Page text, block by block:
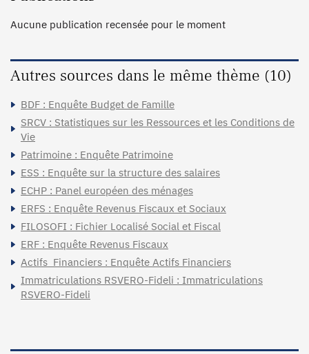
Aucune publication recensée pour le moment
Autres sources dans le même thème (10)
BDF : Enquête Budget de Famille
SRCV : Statistiques sur les Ressources et les Conditions de
Vie
Patrimoine : Enquête Patrimoine
ESS : Enquête sur la structure des salaires
ECHP : Panel européen des ménages
ERFS : Enquête Revenus Fiscaux et Sociaux
FILOSOFI : Fichier Localisé Social et Fiscal
ERF : Enquête Revenus Fiscaux
Actifs_Financiers : Enquête Actifs Financiers
Immatriculations RSVERO-Fideli : Immatriculations
RSVERO-Fideli